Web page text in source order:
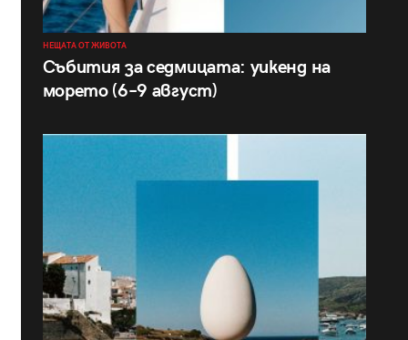
НЕЩАТА ОТ ЖИВОТА
Събития за седмицата: уикенд на
морето (6–9 август)